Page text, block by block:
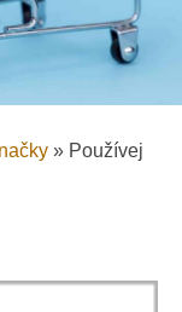
» Používej